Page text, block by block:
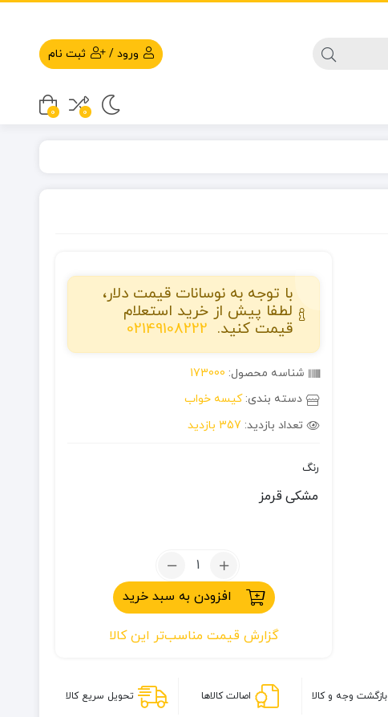
ورود / ثبت نام
0
0
با توجه به نوسانات قیمت دلار،
لطفا پیش از خرید استعلام
قیمت کنید. 02149108222
شناسه محصول: 173000
دسته بندی:کیسه خواب
تعداد بازدید: 357 بازدید
رنگ
مشکی قرمز
تعداد:
کیسه
خواب
کله
گاوی
700
افزودن به سبد خرید
گزارش قیمت مناسب‌تر این کالا
بازگشت وجه و کالا اصالت کالاها تحویل سریع کالا